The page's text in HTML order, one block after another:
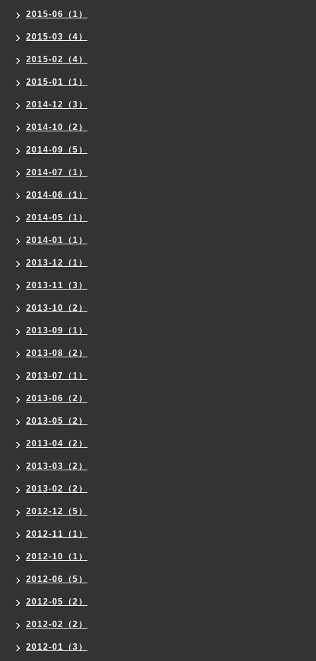
2015-06（1）
2015-03（4）
2015-02（4）
2015-01（1）
2014-12（3）
2014-10（2）
2014-09（5）
2014-07（1）
2014-06（1）
2014-05（1）
2014-01（1）
2013-12（1）
2013-11（3）
2013-10（2）
2013-09（1）
2013-08（2）
2013-07（1）
2013-06（2）
2013-05（2）
2013-04（2）
2013-03（2）
2013-02（2）
2012-12（5）
2012-11（1）
2012-10（1）
2012-06（5）
2012-05（2）
2012-02（2）
2012-01（3）